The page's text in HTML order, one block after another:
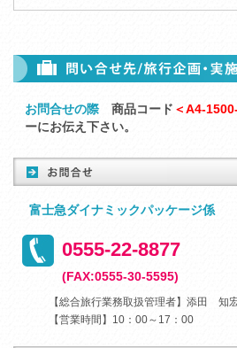
お問合せの際商品コード ＜A4-
ーにお伝え下さい。
富士急ダイナミックパッケージ係
0555-22-8877
(FAX:0555-30-5595)
【総合旅行業務取扱管理者】添田 知
【営業時間】10：00～17：00